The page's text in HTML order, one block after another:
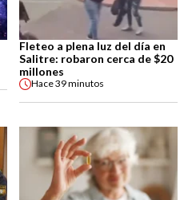
Fleteo a plena luz del día en
Salitre: robaron cerca de $20
millones
Hace39 minutos